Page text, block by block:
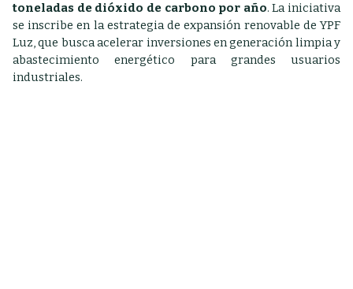
toneladas de dióxido de carbono por año. La iniciativa
se inscribe en la estrategia de expansión renovable de YPF
Luz, que busca acelerar inversiones en generación limpia y
abastecimiento energético para grandes usuarios
industriales.